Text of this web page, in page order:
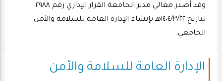
وقد أصدر معالي مدير الجامعة القرار الإداري رقم ٢٩٨٨
بتاريخ ١٤٠٤/٣/٢٢هـ بإنشاء الإدارة العامة للسلامة والأمن
الجامعي.
الإدارة العامة للسلامة والأمن